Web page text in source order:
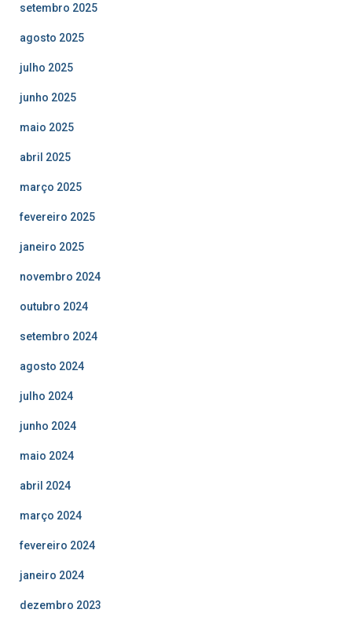
setembro 2025
agosto 2025
julho 2025
junho 2025
maio 2025
abril 2025
março 2025
fevereiro 2025
janeiro 2025
novembro 2024
outubro 2024
setembro 2024
agosto 2024
julho 2024
junho 2024
maio 2024
abril 2024
março 2024
fevereiro 2024
janeiro 2024
dezembro 2023